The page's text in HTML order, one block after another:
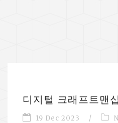
디지털 크래프트맨
19 Dec 2023 /